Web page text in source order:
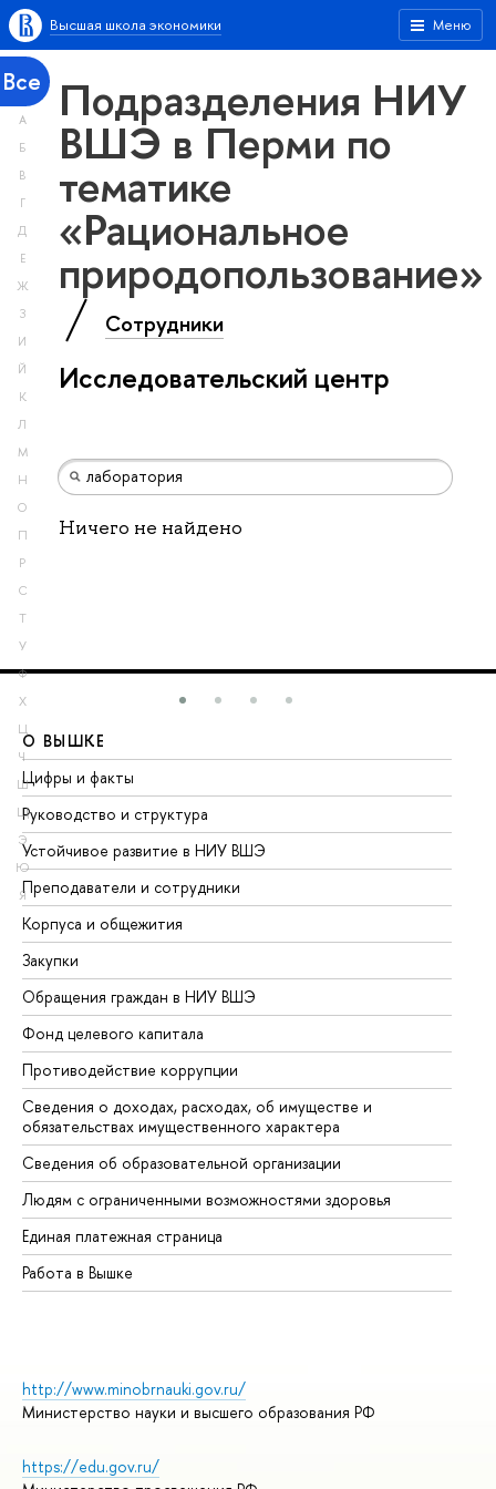
Меню
Высшая школа экономики
Все
А
Б
В
Г
Д
Е
Ж
З
И
Й
К
Л
М
Н
О
П
Р
С
Т
У
Ф
Х
Ц
Ч
Ш
Щ
Э
Ю
Я
Подразделения НИУ
ВШЭ в Перми по
тематике
«Рациональное
природопользование»
Сотрудники
Исследовательский центр
Ничего не найдено
О ВЫШКЕ
Цифры и факты
Руководство и структура
Устойчивое развитие в НИУ ВШЭ
Преподаватели и сотрудники
Корпуса и общежития
Закупки
Обращения граждан в НИУ ВШЭ
Фонд целевого капитала
Противодействие коррупции
Сведения о доходах, расходах, об имуществе и
обязательствах имущественного характера
Сведения об образовательной организации
Людям с ограниченными возможностями здоровья
Единая платежная страница
Работа в Вышке
http://www.minobrnauki.gov.ru/
Министерство науки и высшего образования РФ
https://edu.gov.ru/